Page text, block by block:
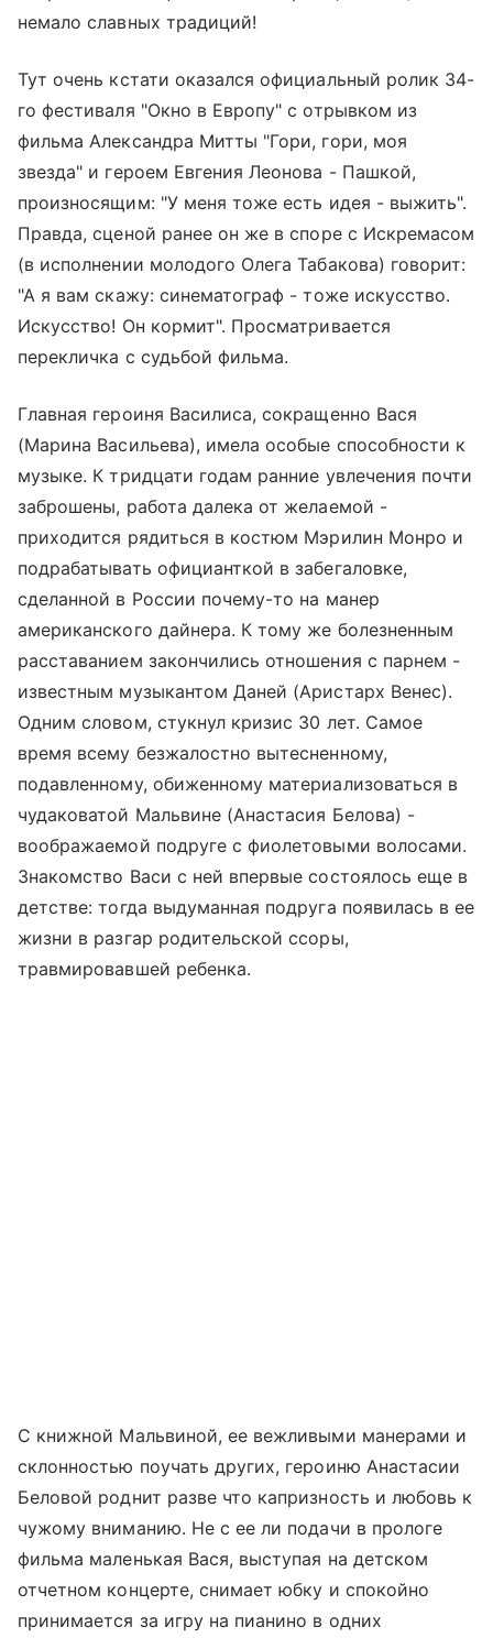
немало славных традиций!
Тут очень кстати оказался официальный ролик 34-
го фестиваля "Окно в Европу" с отрывком из
фильма Александра Митты "Гори, гори, моя
звезда" и героем Евгения Леонова - Пашкой,
произносящим: "У меня тоже есть идея - выжить".
Правда, сценой ранее он же в споре с Искремасом
(в исполнении молодого Олега Табакова) говорит:
"А я вам скажу: синематограф - тоже искусство.
Искусство! Он кормит". Просматривается
перекличка с судьбой фильма.
Главная героиня Василиса, сокращенно Вася
(Марина Васильева), имела особые способности к
музыке. К тридцати годам ранние увлечения почти
заброшены, работа далека от желаемой -
приходится рядиться в костюм Мэрилин Монро и
подрабатывать официанткой в забегаловке,
сделанной в России почему-то на манер
американского дайнера. К тому же болезненным
расставанием закончились отношения с парнем -
известным музыкантом Даней (Аристарх Венес).
Одним словом, стукнул кризис 30 лет. Самое
время всему безжалостно вытесненному,
подавленному, обиженному материализоваться в
чудаковатой Мальвине (Анастасия Белова) -
воображаемой подруге с фиолетовыми волосами.
Знакомство Васи с ней впервые состоялось еще в
детстве: тогда выдуманная подруга появилась в ее
жизни в разгар родительской ссоры,
травмировавшей ребенка.
С книжной Мальвиной, ее вежливыми манерами и
склонностью поучать других, героиню Анастасии
Беловой роднит разве что капризность и любовь к
чужому вниманию. Не с ее ли подачи в прологе
фильма маленькая Вася, выступая на детском
отчетном концерте, снимает юбку и спокойно
принимается за игру на пианино в одних